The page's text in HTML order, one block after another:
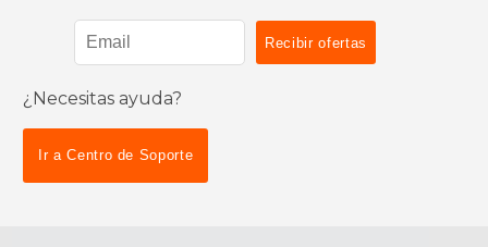
¿Necesitas ayuda?
Ir a Centro de Soporte